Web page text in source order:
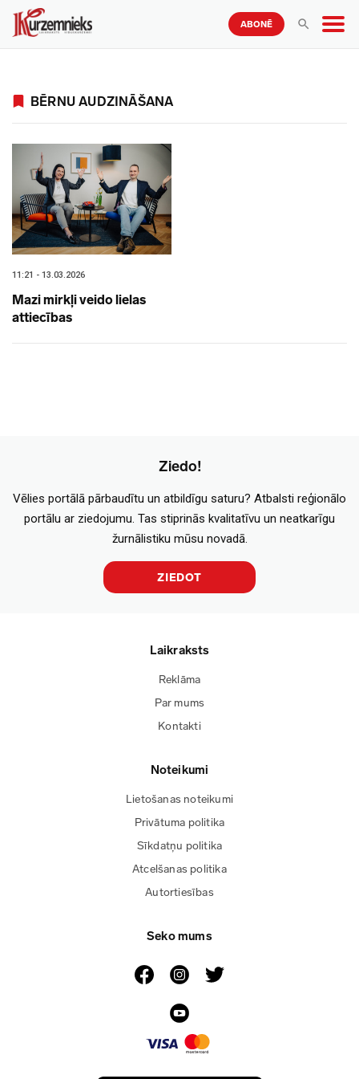
ABONĒ
BĒRNU AUDZINĀŠANA
11:21 - 13.03.2026
Mazi mirkļi veido lielas
attiecības
Ziedo!
Vēlies portālā pārbaudītu un atbildīgu saturu? Atbalsti reģionālo
portālu ar ziedojumu. Tas stiprinās kvalitatīvu un neatkarīgu
žurnālistiku mūsu novadā.
ZIEDOT
Laikraksts
Reklāma
Par mums
Kontakti
Noteikumi
Lietošanas noteikumi
Privātuma politika
Sīkdatņu politika
Atcelšanas politika
Autortiesības
Seko mums